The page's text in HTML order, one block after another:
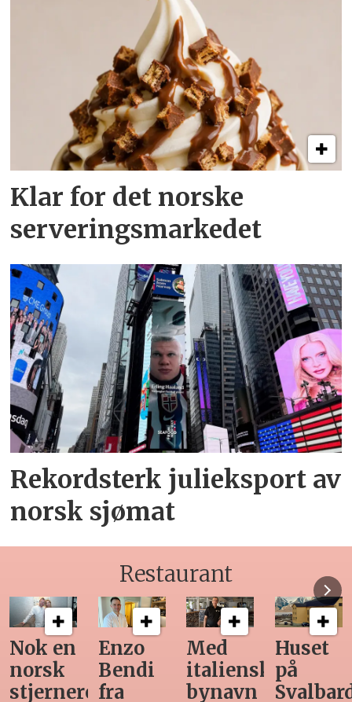
Klar for det norske
serveringsmarkedet
Rekordsterk julieksport av
norsk sjømat
Restaurant
Med
italiensk
bynavn
Huset
på
Svalbard
Ny
teknologi
gjør
Siste
Horeca-